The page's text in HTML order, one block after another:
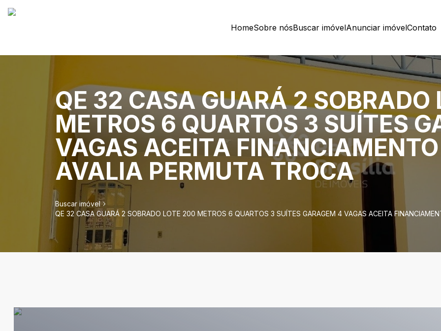
HomeSobre nósBuscar imóvelAnunciar imóvelContato
QE 32 CASA GUARÁ 2 SOBRADO
METROS 6 QUARTOS 3 SUÍTES
VAGAS ACEITA
AVALIA PERMUTA TROCA
Buscar imóvel
QE 32 CASA GUARÁ 2 SOBRADO LOTE 200 METROS 6 QUARTOS 3 SUÍTES GARAGEM 4 VAGAS ACEITA